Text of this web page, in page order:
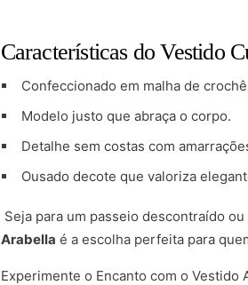
Características do Vestido
Confeccionado em malha de
Modelo justo que abraça o corpo.
Detalhe sem costas com
Ousado decote que valoriza
Seja para um passeio descontraído
Arabella é a escolha perfeita para
Experimente o Encanto com o Vestido